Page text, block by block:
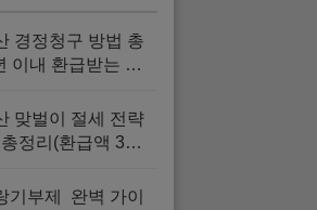
경정청구 방법 총
이내 환급받는 절
맞벌이 절세 전략
정리(환급액 3배
분법)
기부제 완벽 가이